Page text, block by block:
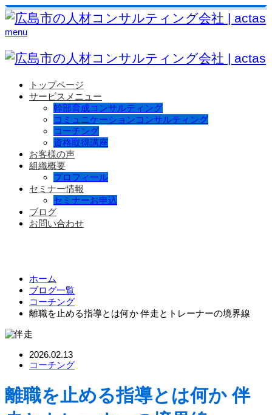
menu
トップページ
サービスメニュー
幹部育成コンサルティング
コミュニケーションコンサルティング
コーチング
資格取得講座
お客様の声
組織概要
プロフィール
セミナー情報
セミナーお申込
ブログ
お問い合わせ
ホーム
ブログ一覧
コーチング
離職を止める指導とは何か 伴走とトレーナーの境界線
2026.02.13
コーチング
離職を止める指導とは何か 伴